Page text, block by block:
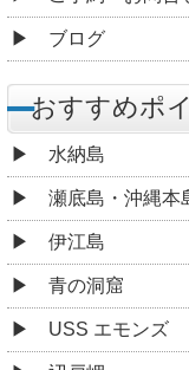
ブログ
おすすめポ
水納島
瀬底島・沖縄本
伊江島
青の洞窟
USS エモンズ